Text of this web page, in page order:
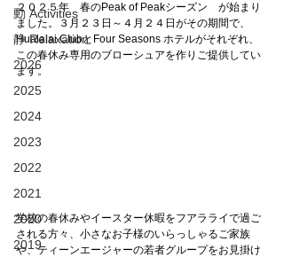
動 Activities
静 Relaxation
2026
2025
2024
2023
2022
2021
2020
2019
２０２５年　春のPeak of Peakシーズン　が始まり
ました。３月２３日～４月２４日がその期間で、
Hualalai ClubとFour Seasons ホテルがそれぞれ、
この春休み専用のブローシュアを作りご提供してい
ます。
学校の春休みやイースター休暇をフアラライで過ご
される方々、小さなお子様のいらっしゃるご家族
や、ティーンエージャーの若者グループをお見掛け